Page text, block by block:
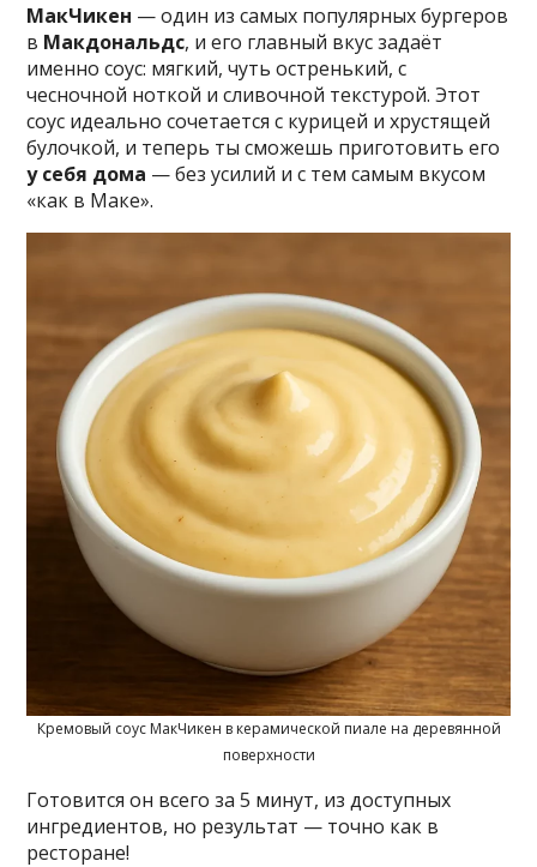
МакЧикен — один из самых популярных бургеров
в Макдональдс, и его главный вкус задаёт
именно соус: мягкий, чуть остренький, с
чесночной ноткой и сливочной текстурой. Этот
соус идеально сочетается с курицей и хрустящей
булочкой, и теперь ты сможешь приготовить его
у себя дома — без усилий и с тем самым вкусом
«как в Маке».
Кремовый соус МакЧикен в керамической пиале на деревянной
поверхности
Готовится он всего за 5 минут, из доступных
ингредиентов, но результат — точно как в
ресторане!